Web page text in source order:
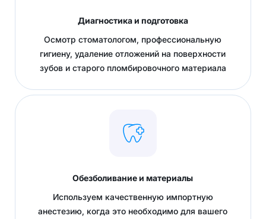
Диагностика и подготовка
Осмотр стоматологом, профессиональную
гигиену, удаление отложений на поверхности
зубов и старого пломбировочного материала
Обезболивание и материалы
Используем качественную импортную
анестезию, когда это необходимо для вашего